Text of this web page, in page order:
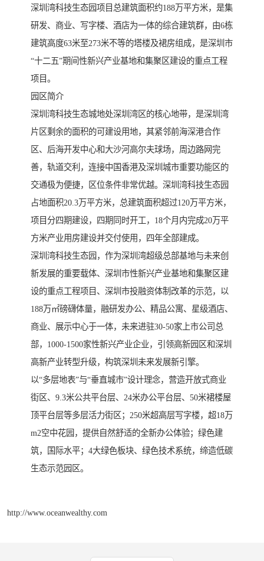
深圳湾科技生态园项目总建筑面积约188万平方米，是集
研发、商业、写字楼、酒店为一体的综合建筑群，由6栋
建筑高度63米至273米不等的塔楼及裙房组成，是深圳市
“十二五”期间性新兴产业基地和集聚区建设的重点工程
项目。
园区简介
深圳湾科技生态城地处深圳湾区的核心地带，是深圳湾
片区剩余的面积的可建设用地，其紧邻前海深港合作
区、后海开发中心和大沙河高尔夫球场，周边路网完
善，轨道交利，连接中国香港及深圳城市重要功能区的
交通极为便捷，区位条件非常优越。深圳湾科技生态园
占地面积20.3万平方米，总建筑面积超过120万平方米，
项目分四期建设，四期同时开工，18个月内完成20万平
方米产业用房建设并交付使用，四年全部建成。
深圳湾科技生态园，作为深圳湾超级总部基地与未来创
新发展的重要载体、深圳市性新兴产业基地和集聚区建
设的重点工程项目、深圳市投融资体制改革的示范，以
188万㎡磅礴体量，融研发办公、精品公寓、星级酒店、
商业、展示中心于一体，未来进驻30-50家上市公司总
部，1000-1500家性新兴产业企业，引领高新园区和深圳
高新产业转型升级，构筑深圳未来发展新引擎。
以“多层地表”与“垂直城市”设计理念，营造开放式商业
街区、9.3米公共平台层、24米办公平台层、50米裙楼屋
顶平台层等多层活力街区；250米超高层写字楼，超18万
m2空中花园，提供自然舒适的全新办公体验；绿色建
筑，国际水平；4大绿色板块、绿色技术系统，缔造低碳
生态示范园区。
http://www.oceanwealthy.com